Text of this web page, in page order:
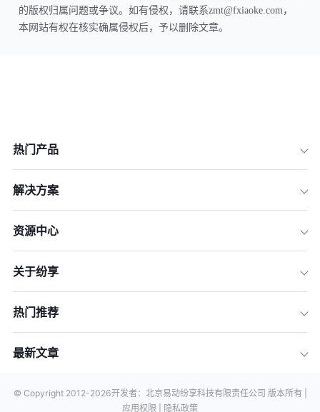
的版权归属问题或争议。如有侵权，请联系zmt@fxiaoke.com，
本网站有权在核实确属侵权后，予以删除文章。
热门产品
解决方案
资源中心
关于纷享
热门推荐
最新文章
© Copyright 2012-2026开发者：北京易动纷享科技有限责任公司 版本所有 |
应用权限 |
隐私政策